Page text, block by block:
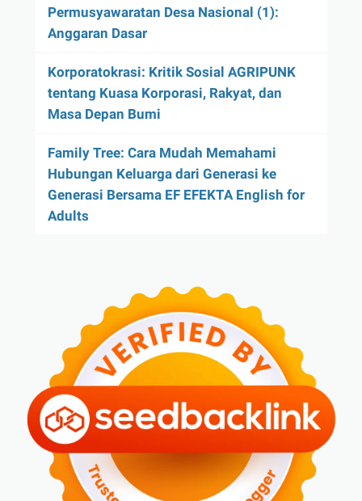
Permusyawaratan Desa Nasional (1):
Anggaran Dasar
Korporatokrasi: Kritik Sosial AGRIPUNK
tentang Kuasa Korporasi, Rakyat, dan
Masa Depan Bumi
Family Tree: Cara Mudah Memahami
Hubungan Keluarga dari Generasi ke
Generasi Bersama EF EFEKTA English for
Adults